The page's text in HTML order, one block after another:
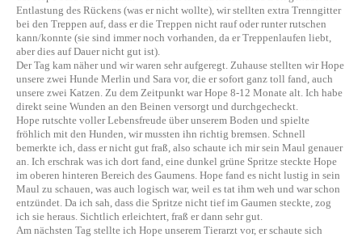
Entlastung des Rückens (was er nicht wollte), wir stellten extra Trenngitter
bei den Treppen auf, dass er die Treppen nicht rauf oder runter rutschen
kann/konnte (sie sind immer noch vorhanden, da er Treppenlaufen liebt,
aber dies auf Dauer nicht gut ist).
Der Tag kam näher und wir waren sehr aufgeregt. Zuhause stellten wir Hope
unsere zwei Hunde Merlin und Sara vor, die er sofort ganz toll fand, auch
unsere zwei Katzen. Zu dem Zeitpunkt war Hope 8-12 Monate alt. Ich habe
direkt seine Wunden an den Beinen versorgt und durchgecheckt.
Hope rutschte voller Lebensfreude über unserem Boden und spielte
fröhlich mit den Hunden, wir mussten ihn richtig bremsen. Schnell
bemerkte ich, dass er nicht gut fraß, also schaute ich mir sein Maul genauer
an. Ich erschrak was ich dort fand, eine dunkel grüne Spritze steckte Hope
im oberen hinteren Bereich des Gaumens. Hope fand es nicht lustig in sein
Maul zu schauen, was auch logisch war, weil es tat ihm weh und war schon
entzündet. Da ich sah, dass die Spritze nicht tief im Gaumen steckte, zog
ich sie heraus. Sichtlich erleichtert, fraß er dann sehr gut.
Am nächsten Tag stellte ich Hope unserem Tierarzt vor, er schaute sich